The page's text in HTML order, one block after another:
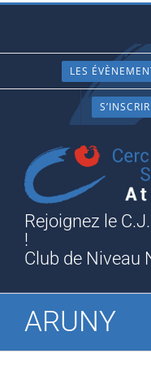
Passer
contenu
LES
Rejoignez le
!
Club de Niveau
ARUNY